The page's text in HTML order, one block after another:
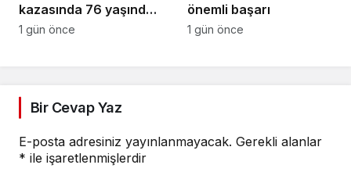
kazasında 76 yaşındaki
sürücü yaralandı
1 gün önce
önemli başarı
1 gün önce
Bir Cevap Yaz
E-posta adresiniz yayınlanmayacak. Gerekli alanlar
* ile işaretlenmişlerdir